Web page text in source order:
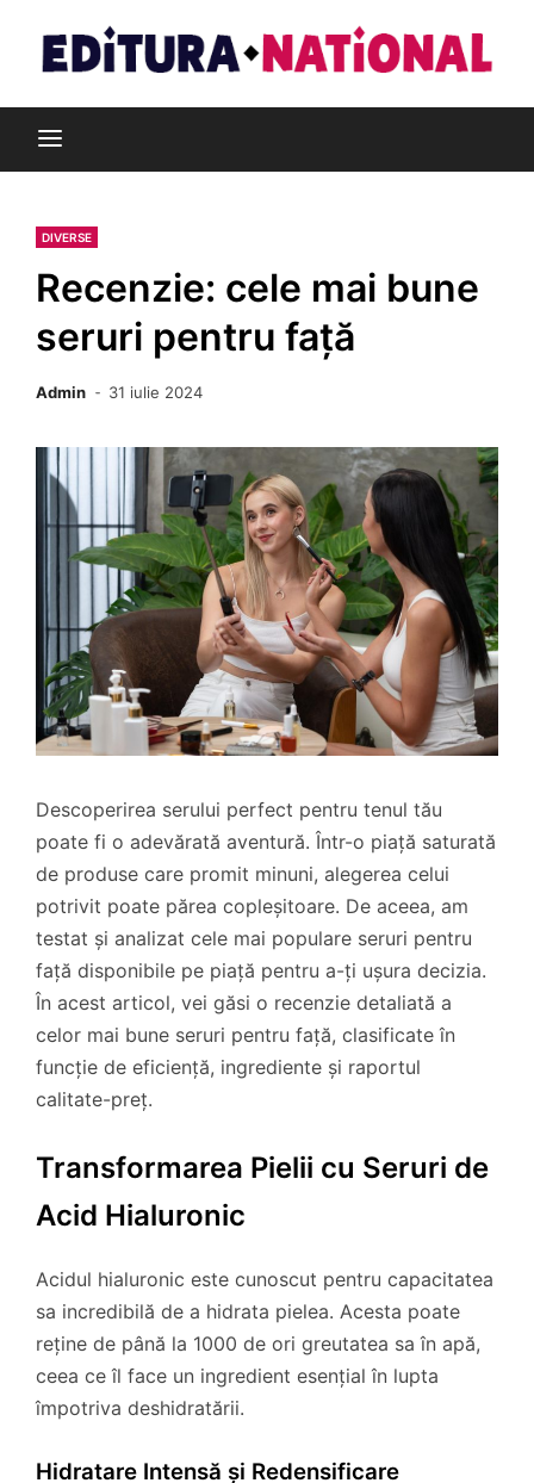
content
Editura Național
DIVERSE
Recenzie: cele mai bune
seruri pentru față
Admin 31 iulie 2024
Descoperirea serului perfect pentru tenul tău
poate fi o adevărată aventură. Într-o piață saturată
de produse care promit minuni, alegerea celui
potrivit poate părea copleșitoare. De aceea, am
testat și analizat cele mai populare seruri pentru
față disponibile pe piață pentru a-ți ușura decizia.
În acest articol, vei găsi o recenzie detaliată a
celor mai bune seruri pentru față, clasificate în
funcție de eficiență, ingrediente și raportul
calitate-preț.
Transformarea Pielii cu Seruri de
Acid Hialuronic
Acidul hialuronic este cunoscut pentru capacitatea
sa incredibilă de a hidrata pielea. Acesta poate
reține de până la 1000 de ori greutatea sa în apă,
ceea ce îl face un ingredient esențial în lupta
împotriva deshidratării.
Hidratare Intensă și Redensificare